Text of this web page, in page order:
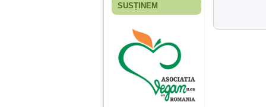
Fiica mea s-a nascut
ani, privind in urma
realizez cat de multe
greseli am facut in
educatia si cresterea
ei, am fost o mama
egoista, preocupata
de implinirea
profesionala, cand ea
era mica am neglijat-
SUSȚINEM